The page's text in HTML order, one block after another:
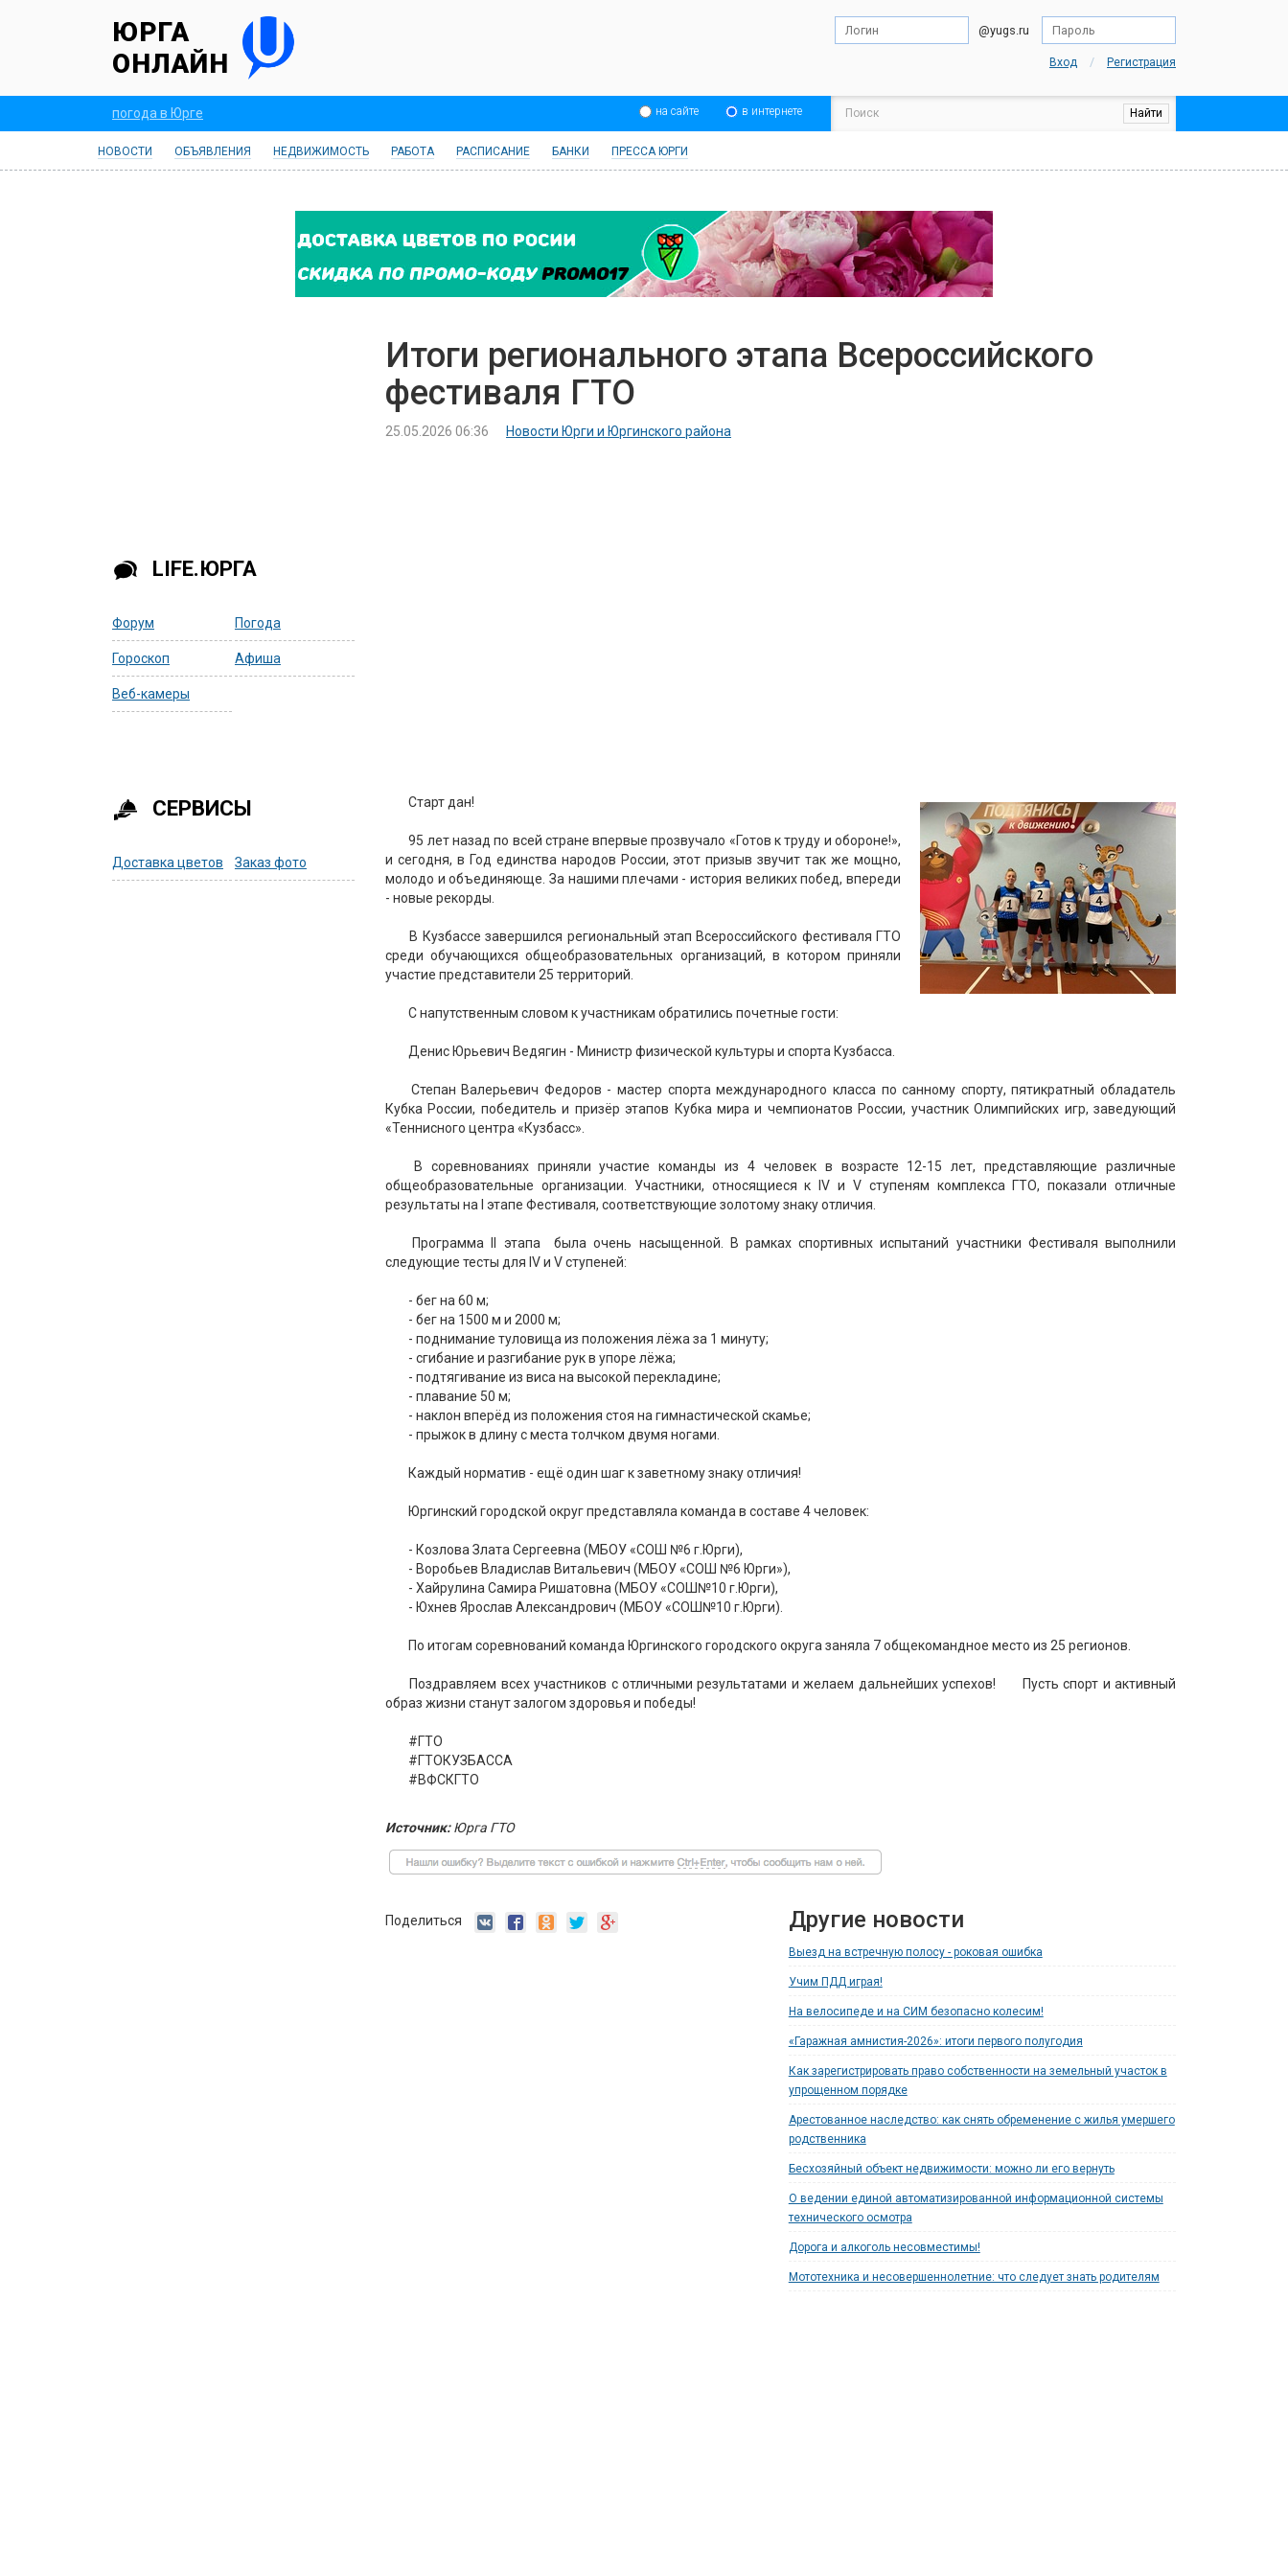
ЮРГА
ОНЛАЙН
@yugs.ru
Вход / Регистрация
погода в Юрге на сайте в интернете
НОВОСТИ ОБЪЯВЛЕНИЯ НЕДВИЖИМОСТЬ РАБОТА РАСПИСАНИЕ БАНКИ ПРЕССА ЮРГИ
LIFE.ЮРГА
Форум Погода
Гороскоп Афиша
Веб-камеры
СЕРВИСЫ
Доставка цветов Заказ фото
Итоги регионального этапа Всероссийского
фестиваля ГТО
25.05.2026 06:36 Новости Юрги и Юргинского района
Старт дан!
95 лет назад по всей стране впервые прозвучало «Готов к труду и обороне!»,
и сегодня, в Год единства народов России, этот призыв звучит так же мощно,
молодо и объединяюще. За нашими плечами - история великих побед, впереди
- новые рекорды.
В Кузбассе завершился региональный этап Всероссийского фестиваля ГТО
среди обучающихся общеобразовательных организаций, в котором приняли
участие представители 25 территорий.
С напутственным словом к участникам обратились почетные гости:
Денис Юрьевич Ведягин - Министр физической культуры и спорта Кузбасса.
Степан Валерьевич Федоров - мастер спорта международного класса по санному спорту, пятикратный обладатель
Кубка России, победитель и призёр этапов Кубка мира и чемпионатов России, участник Олимпийских игр, заведующий
«Теннисного центра «Кузбасс».
В соревнованиях приняли участие команды из 4 человек в возрасте 12-15 лет, представляющие различные
общеобразовательные организации. Участники, относящиеся к IV и V ступеням комплекса ГТО, показали отличные
результаты на I этапе Фестиваля, соответствующие золотому знаку отличия.
Программа II этапа была очень насыщенной. В рамках спортивных испытаний участники Фестиваля выполнили
следующие тесты для IV и V ступеней:
- бег на 60 м;
- бег на 1500 м и 2000 м;
- поднимание туловища из положения лёжа за 1 минуту;
- сгибание и разгибание рук в упоре лёжа;
- подтягивание из виса на высокой перекладине;
- плавание 50 м;
- наклон вперёд из положения стоя на гимнастической скамье;
- прыжок в длину с места толчком двумя ногами.
Каждый норматив - ещё один шаг к заветному знаку отличия!
Юргинский городской округ представляла команда в составе 4 человек:
- Козлова Злата Сергеевна (МБОУ «СОШ №6 г.Юрги),
- Воробьев Владислав Витальевич (МБОУ «СОШ №6 Юрги»),
- Хайрулина Самира Ришатовна (МБОУ «СОШ№10 г.Юрги),
- Юхнев Ярослав Александрович (МБОУ «СОШ№10 г.Юрги).
По итогам соревнований команда Юргинского городского округа заняла 7 общекомандное место из 25 регионов.
Поздравляем всех участников с отличными результатами и желаем дальнейших успехов!
Пусть спорт и активный
образ жизни станут залогом здоровья и победы!
#ГТО
#ГТОКУЗБАССА
#ВФСКГТО
Источник:Юрга ГТО
Поделиться Другие новости
Выезд на встречную полосу - роковая ошибка
Учим ПДД играя!
На велосипеде и на СИМ безопасно колесим!
«Гаражная амнистия-2026»: итоги первого полугодия
Как зарегистрировать право собственности на земельный участок в
упрощенном порядке
Арестованное наследство: как снять обременение с жилья умершего
родственника
Бесхозяйный объект недвижимости: можно ли его вернуть
О ведении единой автоматизированной информационной системы
технического осмотра
Дорога и алкоголь несовместимы!
Мототехника и несовершеннолетние: что следует знать родителям